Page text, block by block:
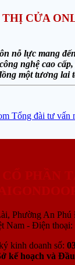
CỬA
nỗ lực mang
nghệ cao
một tương lai
Tổng đài tư vấn
Phường An
Nam - Điện thoại:
kinh doanh số:
kế hoạch và